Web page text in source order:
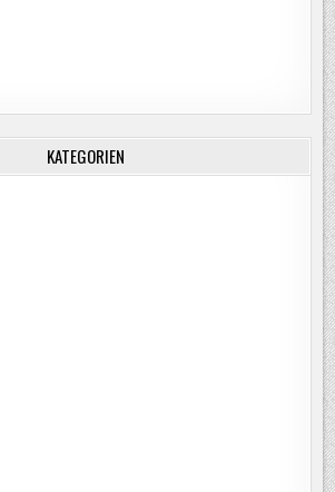
KATEGORIEN